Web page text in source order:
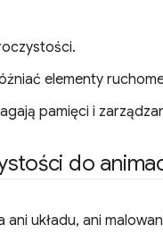
elementy
pamięci i
do
układu, ani